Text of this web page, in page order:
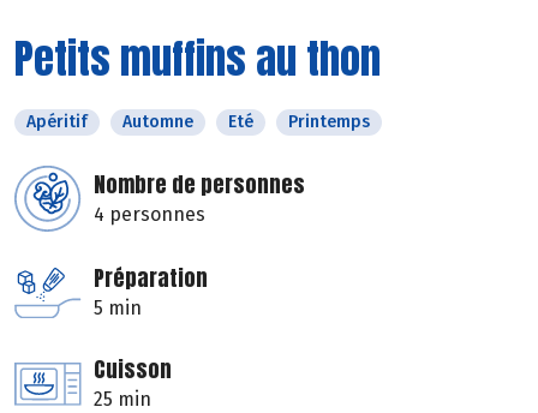
Petits muffins au thon
Apéritif Automne Eté Printemps
Nombre de personnes
4 personnes
Préparation
5 min
Cuisson
25 min